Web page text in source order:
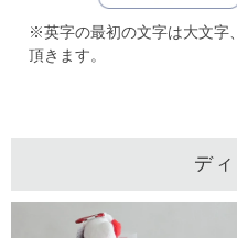
※英字の最初の文字は大文字
頂きます。
デ